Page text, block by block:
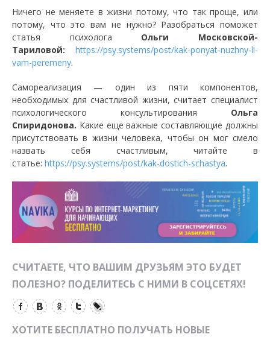
Ничего не меняете в жизни потому, что так проще, или
потому, что это вам не нужно? Разобраться поможет
статья психолога Ольги Московской-
Тариловой: https://psy.systems/post/kak-ponyat-nuzhny-li-
vam-peremeny.
Самореализация — один из пяти компонентов,
необходимых для счастливой жизни, считает специалист
психологического консультирования Ольга
Спиридонова. Какие еще важные составляющие должны
присутствовать в жизни человека, чтобы он мог смело
назвать себя счастливым, читайте в
статье: https://psy.systems/post/kak-dostich-schastya.
СЧИТАЕТЕ, ЧТО ВАШИМ ДРУЗЬЯМ ЭТО БУДЕТ
ПОЛЕЗНО? ПОДЕЛИТЕСЬ С НИМИ В СОЦСЕТЯХ!
ХОТИТЕ БЕСПЛАТНО ПОЛУЧАТЬ НОВЫЕ